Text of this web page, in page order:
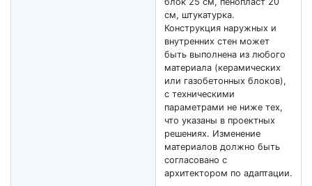
см, штукатурка.
Конструкция наружных и
внутренних стен может
быть выполнена из любого
материала (керамических
или газобетонных блоков),
с техническими
параметрами не ниже тех,
что указаны в проектных
решениях. Изменение
материалов должно быть
согласовано с
архитектором по адаптации.